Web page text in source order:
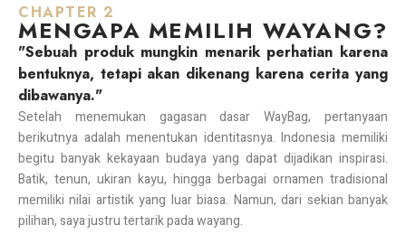
CHAPTER 2
MENGAPA MEMILIH WAYANG?
"Sebuah produk mungkin menarik perhatian karena
bentuknya, tetapi akan dikenang karena cerita yang
dibawanya."
Setelah menemukan gagasan dasar WayBag, pertanyaan
berikutnya adalah menentukan identitasnya. Indonesia memiliki
begitu banyak kekayaan budaya yang dapat dijadikan inspirasi.
Batik, tenun, ukiran kayu, hingga berbagai ornamen tradisional
memiliki nilai artistik yang luar biasa. Namun, dari sekian banyak
pilihan, saya justru tertarik pada wayang.